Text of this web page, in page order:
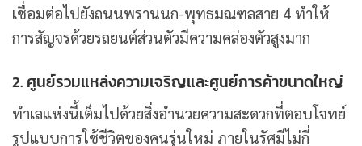
เชื่อมต่อไปยังถนนพรานนก-พุทธมณฑลสาย 4 ทำให้
การสัญจรด้วยรถยนต์ส่วนตัวมีความคล่องตัวสูงมาก
2. ศูนย์รวมแหล่งความเจริญและศูนย์การค้าขนาดใหญ่
ทำเลแห่งนี้เต็มไปด้วยสิ่งอำนวยความสะดวกที่ตอบโจทย์
รูปแบบการใช้ชีวิตของคนรุ่นใหม่ ภายในรัศมีไม่กี่